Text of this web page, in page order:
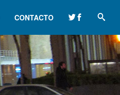
CONTACTO